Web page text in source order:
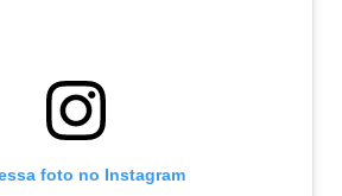
foto no Instagram